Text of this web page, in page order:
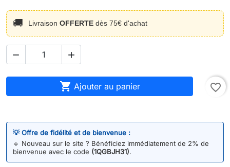
🚚 Livraison OFFERTE dès 75€ d'achat
 
 Ajouter au panier favorite_border
💡 Offre de fidélité et de bienvenue :
🔹 Nouveau sur le site ? Bénéficiez immédiatement de 2% de
bienvenue avec le code (1QGBJH31).